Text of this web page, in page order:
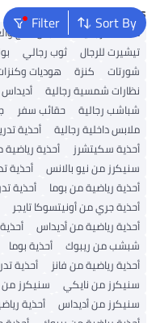
Sort By
FilterPopular Searches
محفظة رجالية ملابس الحج
تيشيرت للرجال
ثوب رجالي
شورتات
كنزة هوديات
نظارات شمسية رجالية
شباشب رجالية
حقائب سفر
ملابس داخلية رجالية
أحذية
أحذية سكيتشرز
أحذية رياضية
سنيكرز من نيو بالانس
أحذية
أحذية رياضية من بوما
أحذية
أحذية جري من أونيتسوكا تايجر
أحذية رياضية من أديداس
شبشب من ريبوك
أحذية بوما
أحذية رياضية من فانز
أحذية
سنيكرز من نايكي
سنيكرز
سنيكرز من أديداس
أحذية